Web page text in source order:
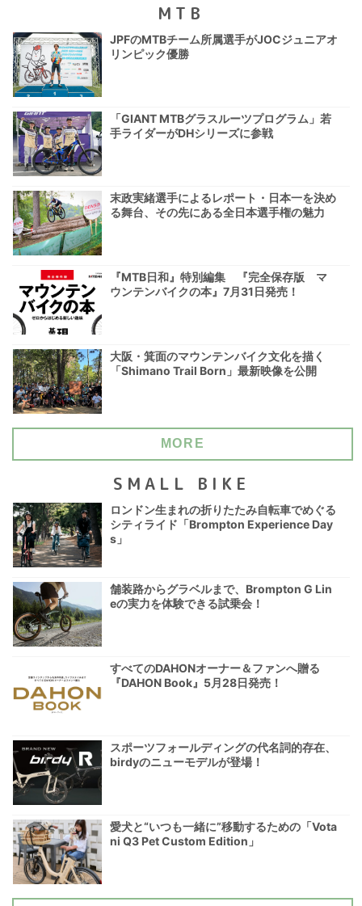
MTB
JPFのMTBチーム所属選手がJOCジュニアオ
リンピック優勝
「GIANT MTBグラスルーツプログラム」若
手ライダーがDHシリーズに参戦
末政実緒選手によるレポート・日本一を決め
る舞台、その先にある全日本選手権の魅力
『MTB日和』特別編集 『完全保存版 マ
ウンテンバイクの本』7月31日発売！
大阪・箕面のマウンテンバイク文化を描く
「Shimano Trail Born」最新映像を公開
MORE
SMALL BIKE
ロンドン生まれの折りたたみ自転車でめぐる
シティライド「Brompton Experience Day
s」
舗装路からグラベルまで、Brompton G Lin
eの実力を体験できる試乗会！
すべてのDAHONオーナー＆ファンへ贈る
『DAHON Book』5月28日発売！
スポーツフォールディングの代名詞的存在、
birdyのニューモデルが登場！
愛犬と“いつも一緒に”移動するための「Vota
ni Q3 Pet Custom Edition」